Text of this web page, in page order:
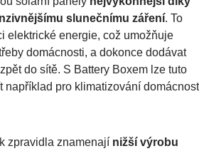
slunečnímu záření. To
elektrické energie, což umožňuje
domácnosti, a dokonce dodávat
do sítě. S Battery Boxem lze tuto
například pro klimatizování
zpravidla znamenají nižší výrobu